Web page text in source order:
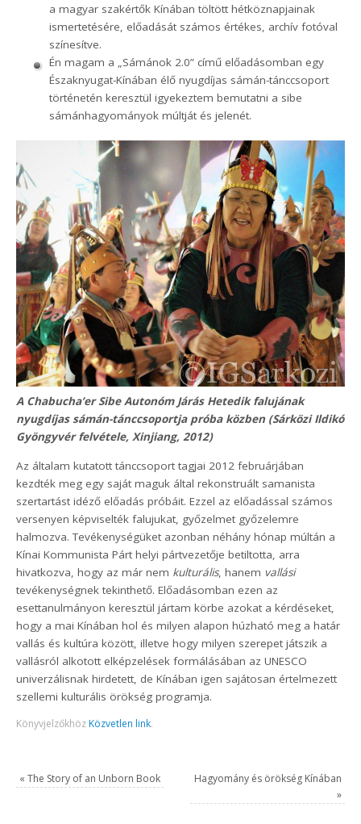
a magyar szakértők Kínában töltött hétköznapjainak
ismertetésére, előadását számos értékes, archív fotóval
színesítve.
Én magam a „Sámánok 2.0” című előadásomban egy
Északnyugat-Kínában élő nyugdíjas sámán-tánccsoport
történetén keresztül igyekeztem bemutatni a sibe
sámánhagyományok múltját és jelenét.
A Chabucha’er Sibe Autonóm Járás Hetedik falujának
nyugdíjas sámán-tánccsoportja próba közben (Sárközi Ildikó
Gyöngyvér felvétele, Xinjiang, 2012)
Az általam kutatott tánccsoport tagjai 2012 februárjában
kezdték meg egy saját maguk által rekonstruált samanista
szertartást idéző előadás próbáit. Ezzel az előadással számos
versenyen képviselték falujukat, győzelmet győzelemre
halmozva. Tevékenységüket azonban néhány hónap múltán a
Kínai Kommunista Párt helyi pártvezetője betiltotta, arra
hivatkozva, hogy az már nem kulturális, hanem vallási
tevékenységnek tekinthető. Előadásomban ezen az
esettanulmányon keresztül jártam körbe azokat a kérdéseket,
hogy a mai Kínában hol és milyen alapon húzható meg a határ
vallás és kultúra között, illetve hogy milyen szerepet játszik a
vallásról alkotott elképzelések formálásában az UNESCO
univerzálisnak hirdetett, de Kínában igen sajátosan értelmezett
szellemi kulturális örökség programja.
Könyvjelzőkhöz Közvetlen link.
« The Story of an Unborn Book
Hagyomány és örökség Kínában
»